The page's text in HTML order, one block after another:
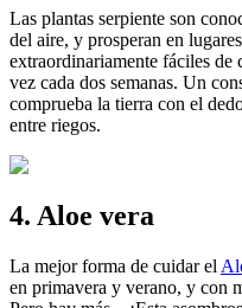
Las plantas serpiente son
del aire, y prosperan en
extraordinariamente fáciles de
vez cada dos semanas. Un
comprueba la tierra con el
entre riegos.
4. Aloe vera
La mejor forma de cuidar el
en primavera y verano, y con